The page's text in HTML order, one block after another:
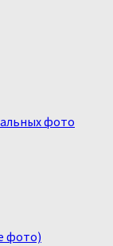
фото
фото)